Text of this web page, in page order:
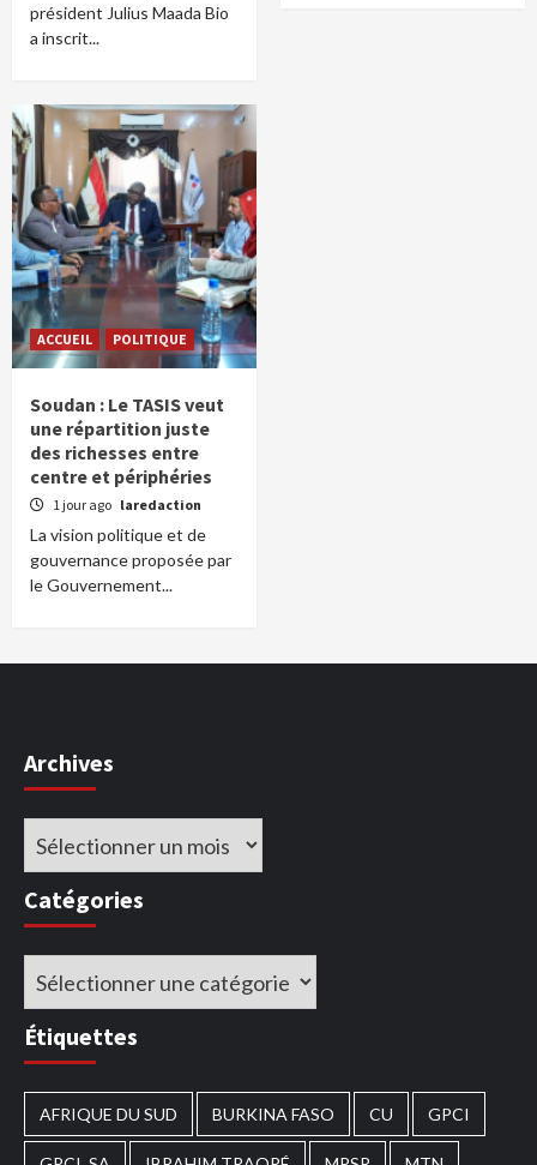
président Julius Maada Bio
a inscrit...
ACCUEIL POLITIQUE
Soudan : Le TASIS veut
une répartition juste
des richesses entre
centre et périphéries
1 jour ago laredaction
La vision politique et de
gouvernance proposée par
le Gouvernement...
Archives
Archives
Catégories
Catégories
Étiquettes
AFRIQUE DU SUD BURKINA FASO CU GPCI